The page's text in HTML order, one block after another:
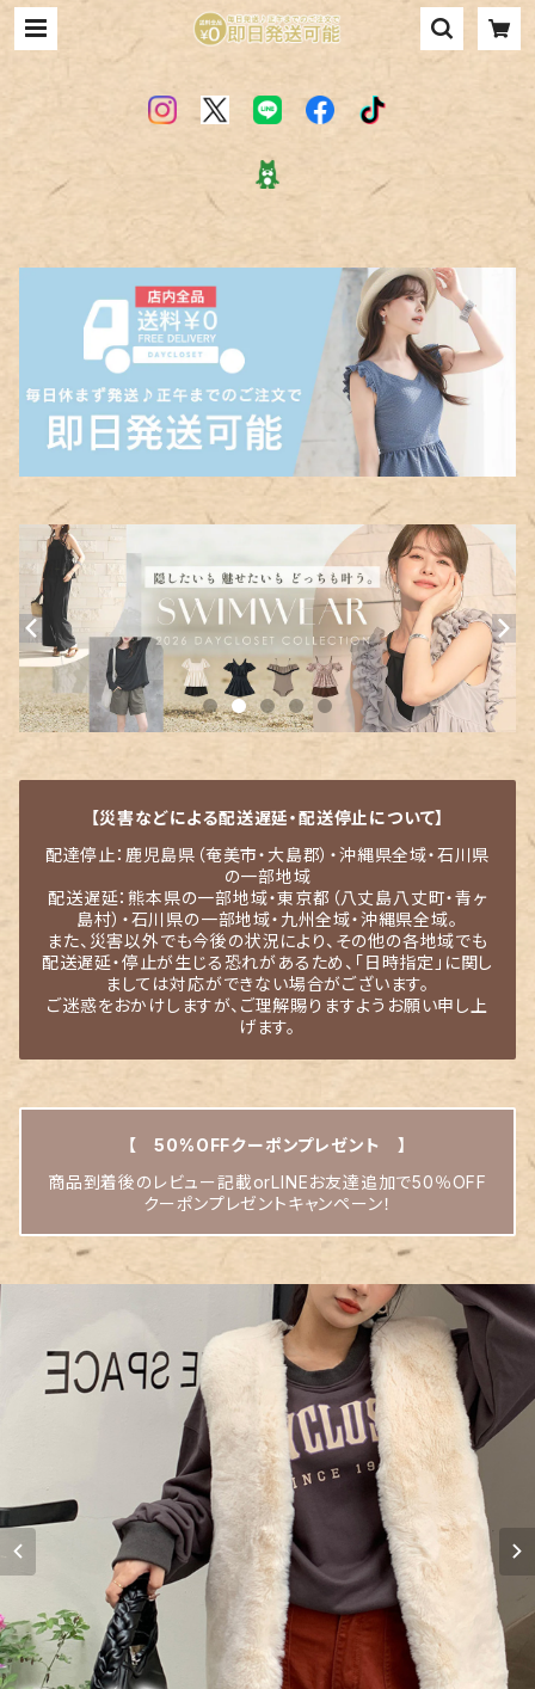
【災害などによる配送遅延・配送停止について】
配達停止：鹿児島県（奄美市・大島郡）・沖縄県全域・石川県
の一部地域
配送遅延：熊本県の一部地域・東京都（八丈島八丈町・青ヶ
島村）・石川県の一部地域・九州全域・沖縄県全域。
また、災害以外でも今後の状況により、その他の各地域でも
配送遅延・停止が生じる恐れがあるため、「日時指定」に関し
ましては対応ができない場合がございます。
ご迷惑をおかけしますが、ご理解賜りますようお願い申し上
げます。
【 50%OFFクーポンプレゼント 】
商品到着後のレビュー記載orLINEお友達追加で50％OFF
クーポンプレゼントキャンペーン！